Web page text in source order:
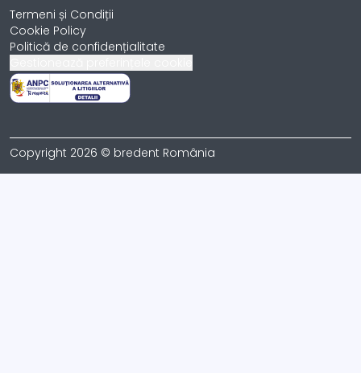
Termeni și Condiții
Cookie Policy
Politică de confidențialitate
Copyright 2026 © bredent România